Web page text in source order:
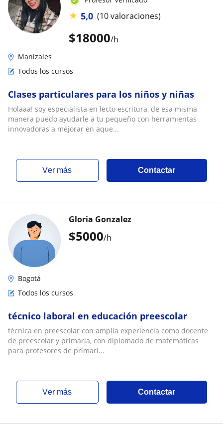
$18000/h
★ 5,0 (10 valoraciones)
Manizales
Todos los cursos
Clases particulares para los niños y niñas
Holaaa! soy especialista en lecto escritura, de esa misma
manera puedo ayudarle a tu pequeño con herramientas
innovadoras a mejorar en aque...
ver más Contactar
$5000/h
Gloria Gonzalez
Bogotá
Todos los cursos
técnico laboral en educación preescolar
técnica en preescolar con amplia experiencia como docente
de preescolar y primaria, con diplomado de matemáticas
para profesores de primari...
ver más Contactar